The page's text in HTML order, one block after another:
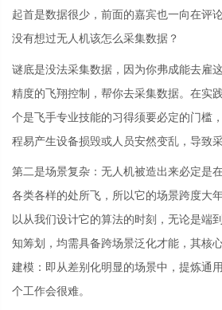
起首是数据很少，前面的嘉宾也一向在评
没有想过无人机该怎么采集数据？
谜底是没法采集数据，因为你弗成能去雇
精度的飞翔控制，帮你去采集数据。在实
个是飞手专业技能的习得须要必定的门槛
程易产生设备损毁或人员安然变乱，导致
第二是场景复杂：无人机被造出来必定是
各类各样的处所飞，所以它的场景跨度大
以从我们设计它的算法的时刻，无论是端
知筹划，均需具备跨场景泛化才能，其核
建模：即从差别化明显的场景中，提炼通
个工作会很难。